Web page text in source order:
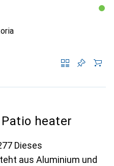
heater
Dieses
aus Aluminium und